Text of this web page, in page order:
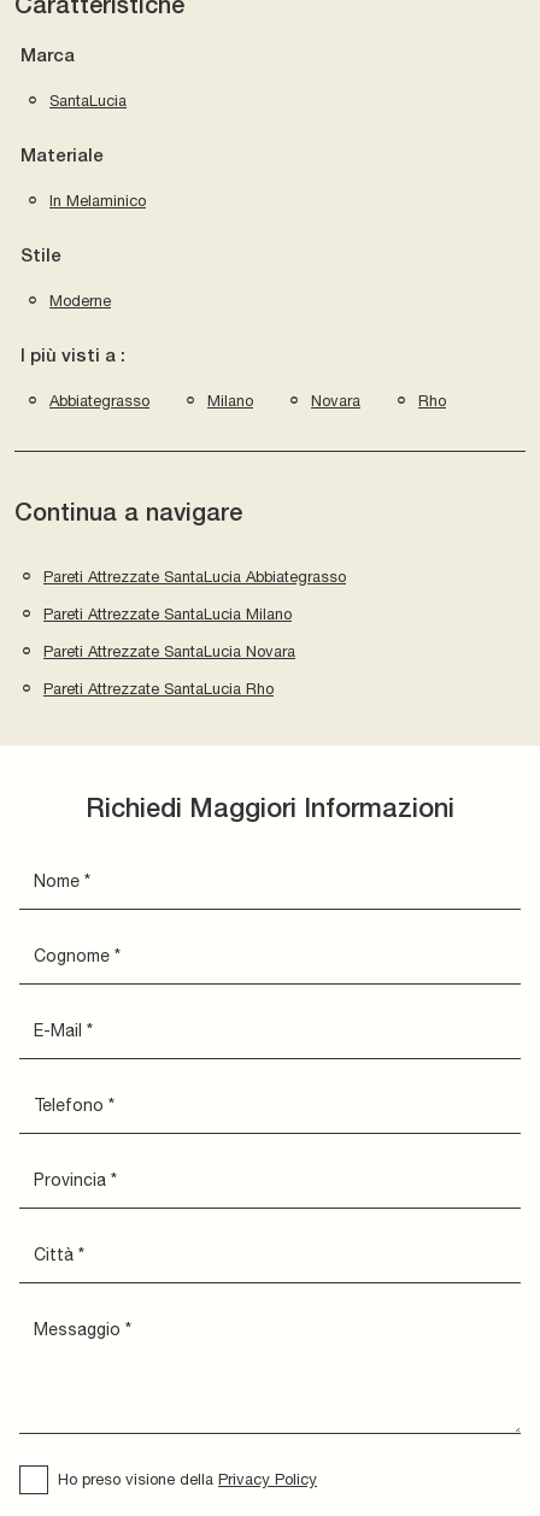
Caratteristiche
Marca
SantaLucia
Materiale
In Melaminico
Stile
Moderne
I più visti a :
Abbiategrasso Milano Novara Rho
Continua a navigare
Pareti Attrezzate SantaLucia Abbiategrasso
Pareti Attrezzate SantaLucia Milano
Pareti Attrezzate SantaLucia Novara
Pareti Attrezzate SantaLucia Rho
Richiedi Maggiori Informazioni
Ho preso visione della Privacy Policy